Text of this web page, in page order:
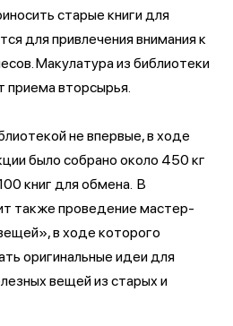
старые книги для
для привлечения внимания к
Макулатура из библиотеки
приема вторсырья.
не впервые, в ходе
было собрано около 450 кг
книг для обмена. В
также проведение мастер-
в ходе которого
оригинальные идеи для
вещей из старых и